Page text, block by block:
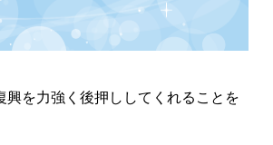
を力強く後押ししてくれることを